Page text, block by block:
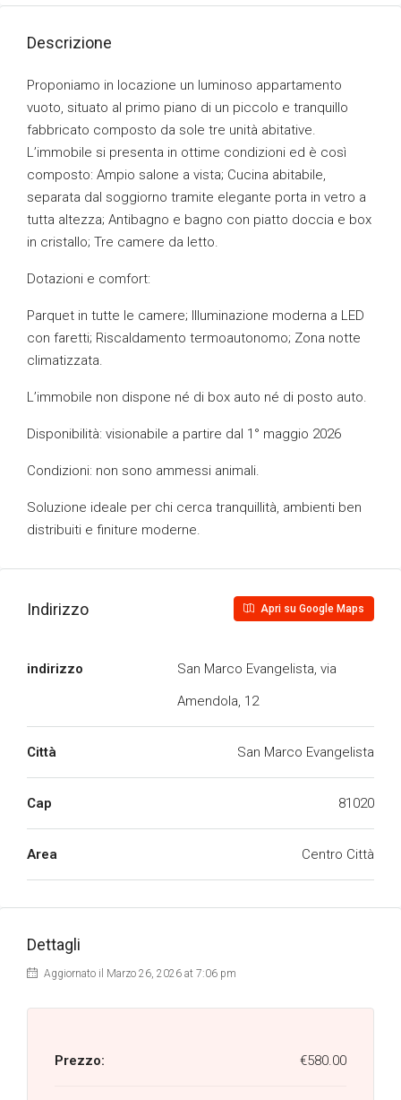
Descrizione
Proponiamo in locazione un luminoso appartamento
vuoto, situato al primo piano di un piccolo e tranquillo
fabbricato composto da sole tre unità abitative.
L’immobile si presenta in ottime condizioni ed è così
composto: Ampio salone a vista; Cucina abitabile,
separata dal soggiorno tramite elegante porta in vetro a
tutta altezza; Antibagno e bagno con piatto doccia e box
in cristallo; Tre camere da letto.
Dotazioni e comfort:
Parquet in tutte le camere; Illuminazione moderna a LED
con faretti; Riscaldamento termoautonomo; Zona notte
climatizzata.
L’immobile non dispone né di box auto né di posto auto.
Disponibilità: visionabile a partire dal 1° maggio 2026
Condizioni: non sono ammessi animali.
Soluzione ideale per chi cerca tranquillità, ambienti ben
distribuiti e finiture moderne.
Indirizzo Apri su Google Maps
indirizzo
San Marco Evangelista, via
Amendola, 12
Città San Marco Evangelista
Cap 81020
Area Centro Città
Dettagli
Aggiornato il Marzo 26, 2026 at 7:06 pm
Prezzo: €580.00